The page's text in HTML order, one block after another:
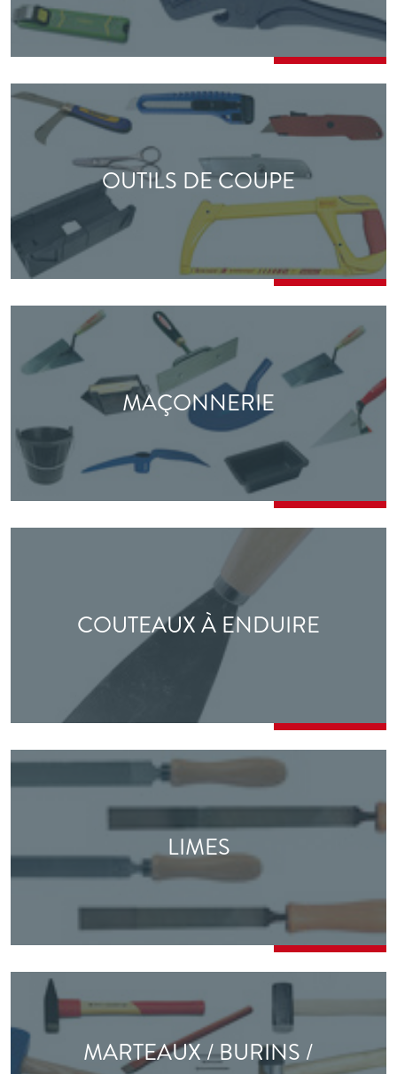
OUTILS DE COUPE
MAÇONNERIE
COUTEAUX À ENDUIRE
LIMES
MARTEAUX / BURINS /